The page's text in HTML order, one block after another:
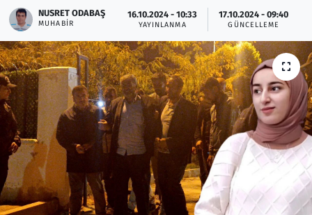
NUSRET ODABAŞ
MUHABIR
16.10.2024 - 10:33
YAYINLANMA
17.10.2024 - 09:40
GÜNCELLEME
Oyun
Ramazan
Resmi İlanlar
Rüya Tabirleri
Sağlık
Savunma Sanayi